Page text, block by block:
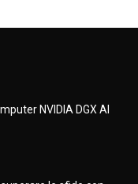
NVIDIA DGX AI